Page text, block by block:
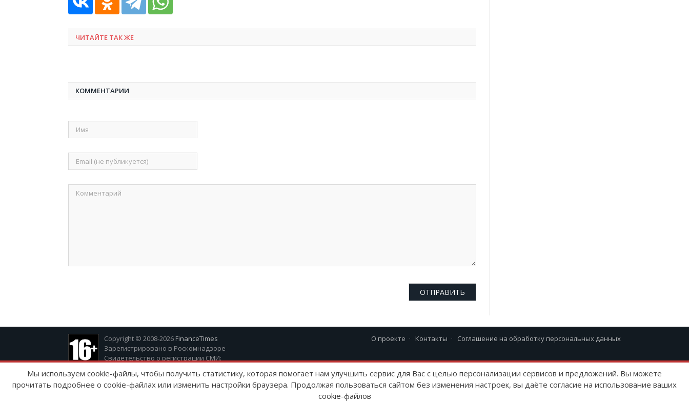
ЧИТАЙТЕ ТАК ЖЕ
КОММЕНТАРИИ
Copyright © 2008-2026 FinanceTimes
Зарегистрировано в Роскомнадзоре
Свидетельство о регистрации СМИ:
О проекте Контакты Соглашение на обработку персональных данных
Мы используем cookie-файлы, чтобы получить статистику, которая помогает нам улучшить сервис для Вас с целью персонализации сервисов и предложений. Вы можете
прочитать подробнее о cookie-файлах или изменить настройки браузера. Продолжая пользоваться сайтом без изменения настроек, вы даёте согласие на использование ваших
cookie-файлов